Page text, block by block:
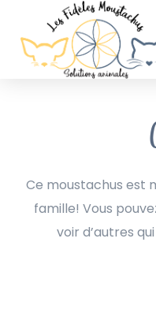
Ce moustachus est
famille! Vous
voir d’autres